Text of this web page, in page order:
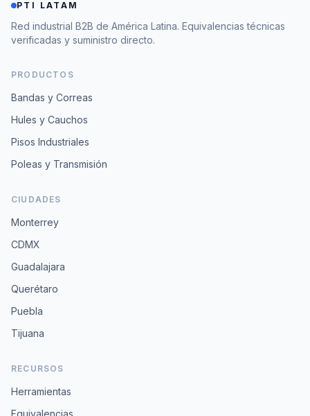
PTI LATAM
Red industrial B2B de América Latina. Equivalencias técnicas
verificadas y suministro directo.
PRODUCTOS
Bandas y Correas
Hules y Cauchos
Pisos Industriales
Poleas y Transmisión
CIUDADES
Monterrey
CDMX
Guadalajara
Querétaro
Puebla
Tijuana
RECURSOS
Herramientas
Equivalencias